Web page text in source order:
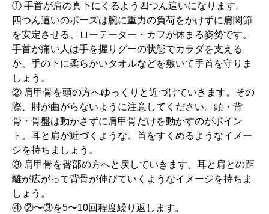
① 手首が肩の真下にくるよう四つん這いになります。
四つん這いのポーズは腕に重力の負荷をかけずに肩関節
を安定させる、ローテーター・カフが休まる姿勢です。
手首が痛い人は手を握りグーの状態でカラダを支える
か、手の下に柔らかいタオルなどを敷いて手首を守りま
しょう。
② 肩甲骨を頭の方へゆっくりと近づけていきます。その
際、肘が曲がらないように注意してください。頭・背
骨・骨盤は動かさずに肩甲骨だけを動かすのがポイン
ト。耳と肩が近づくような、首をすくめるようなイメー
ジを持ちましょう。
③ 肩甲骨を臀部の方へと戻していきます。耳と肩との距
離が広がって背骨が伸びていくようなイメージを持ちま
しょう。
④ ②〜③を5〜10回程度繰り返します。